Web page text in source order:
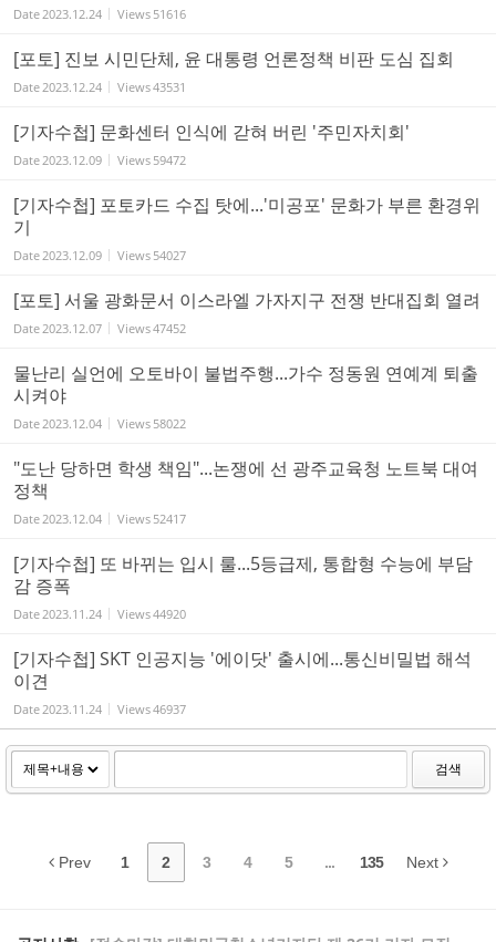
Date2023.12.24 Views 51616
[포토] 진보 시민단체, 윤 대통령 언론정책 비판 도심 집회
Date2023.12.24 Views43531
[기자수첩] 문화센터 인식에 갇혀 버린 '주민자치회'
Date2023.12.09 Views 59472
[기자수첩] 포토카드 수집 탓에...'미공포' 문화가 부른 환경위
기
Date2023.12.09 Views 54027
[포토] 서울 광화문서 이스라엘 가자지구 전쟁 반대집회 열려
Date2023.12.07 Views47452
물난리 실언에 오토바이 불법주행...가수 정동원 연예계 퇴출
시켜야
Date2023.12.04 Views 58022
"도난 당하면 학생 책임"...논쟁에 선 광주교육청 노트북 대여
정책
Date2023.12.04 Views 52417
[기자수첩] 또 바뀌는 입시 룰...5등급제, 통합형 수능에 부담
감 증폭
Date2023.11.24 Views44920
[기자수첩] SKT 인공지능 '에이닷' 출시에...통신비밀법 해석
이견
Date2023.11.24 Views46937
검색
Prev 1 2 3 4 5 ... 135 Next